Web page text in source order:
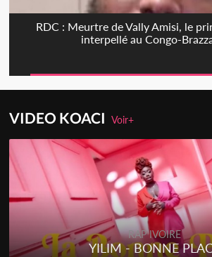
RDC : Meurtre de Vally Amisi, le
interpellé au Congo-
VIDEO KOACIVoir+
RAP IVOIRE
YILIM - BONNE